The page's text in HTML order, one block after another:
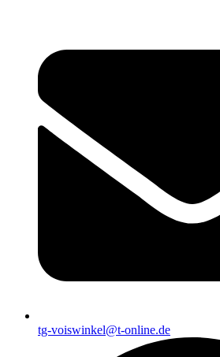
tg-voiswinkel@t-online.de